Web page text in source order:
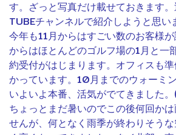
す。ざっと写真だけ載せておきます
TUBEチャンネルで紹介しようと思い
今年も11月からはすごい数のお客様
からはほとんどのゴルフ場の1月と一
約受付がはじまります。オフィスも
かっています。10月までのウォーミ
いよいよ本番、活気がでてきました
ちょっとまだ暑いのでこの後何回か
せんが、何となく雨季が終わりそう